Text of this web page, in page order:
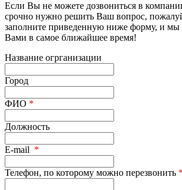
Если Вы не можете дозвониться в
срочно нужно решить Ваш вопрос,
заполните приведенную ниже форму, и мы
Вами в самое ближайшее время!
Название огрганизации
Город
ФИО *
Должность
E-mail *
Телефон, по которому можно перезвонить *